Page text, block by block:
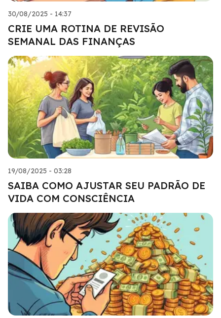
30/08/2025 - 14:37
CRIE UMA ROTINA DE REVISÃO
SEMANAL DAS FINANÇAS
19/08/2025 - 03:28
SAIBA COMO AJUSTAR SEU PADRÃO DE
VIDA COM CONSCIÊNCIA